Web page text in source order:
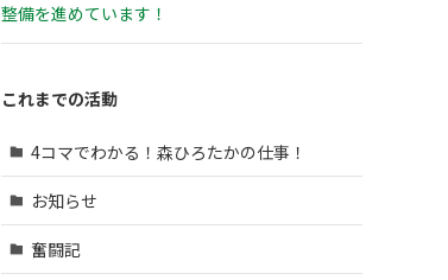
整備を進めています！
これまでの活動
4コマでわかる！森ひろたかの仕事！
お知らせ
奮闘記